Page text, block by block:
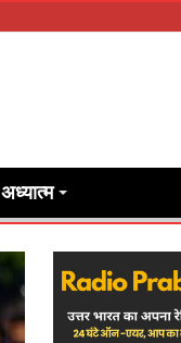
अध्यात्म